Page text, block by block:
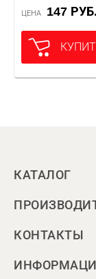
ЦЕНА 147 РУБ.
КАТАЛОГ
КОНТАКТЫ